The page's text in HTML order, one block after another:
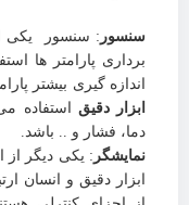
سنسور : سنسور یکی
برداری پارامتر ها
اندازه گیری بیشتر
ابزار دقیق استفاده
دما، فشار و .. باشد.
نمایشگر : یکی دیگر از
ابزار دقیق و انسان